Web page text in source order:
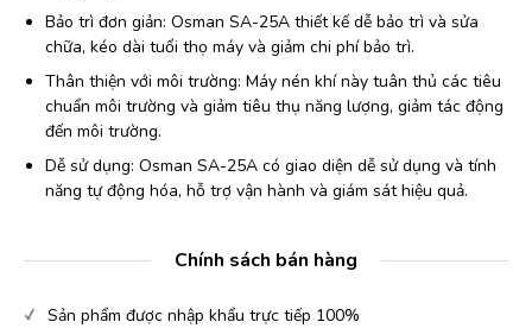
Bảo trì đơn giản: Osman SA-25A thiết kế dễ bảo trì và sửa
chữa, kéo dài tuổi thọ máy và giảm chi phí bảo trì.
Thân thiện với môi trường: Máy nén khí này tuân thủ các tiêu
chuẩn môi trường và giảm tiêu thụ năng lượng, giảm tác động
đến môi trường.
Dễ sử dụng: Osman SA-25A có giao diện dễ sử dụng và tính
năng tự động hóa, hỗ trợ vận hành và giám sát hiệu quả.
Chính sách bán hàng
Sản phẩm được nhập khẩu trực tiếp 100%